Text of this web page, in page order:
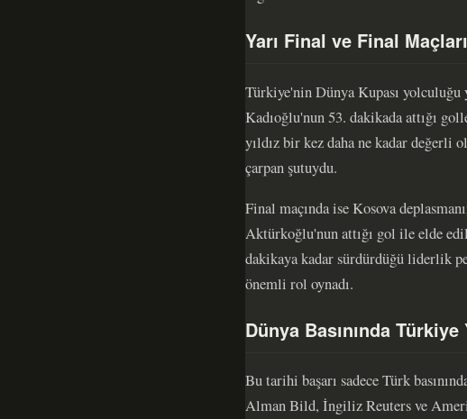
Yarı Final ve Final
Türkiye'nin Dünya Kupası
Kadıoğlu'nun 53. dakikada attığı
yıldız bir kez daha ne kadar değerli
çarpan şutuydu.
Final maçında ise Kosova
Aktürkoğlu'nun attığı gol ile elde
dakikaya kadar sürdürdüğü liderlik
önemli rol oynadı.
Dünya Basınında Türkiye
Bu tarihi başarı sadece Türk
Alman Bild, İngiliz Reuters ve